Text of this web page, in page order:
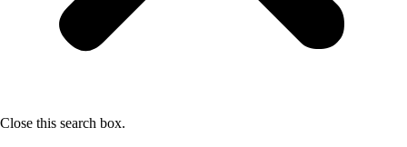
Close this search box.